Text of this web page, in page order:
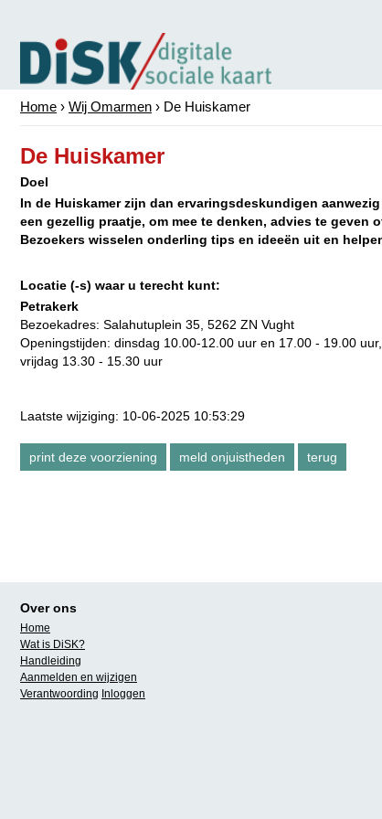
Home › Wij Omarmen › De Huiskamer
De Huiskamer
Doel
In de Huiskamer zijn dan ervaringsdeskundigen
een gezellig praatje, om mee te denken, advies te geven
Bezoekers wisselen onderling tips en ideeën uit en
Locatie (-s) waar u terecht kunt:
Petrakerk
Bezoekadres: Salahutuplein 35, 5262 ZN Vught
Openingstijden: dinsdag 10.00-12.00 uur en 17.00 - 19.00
vrijdag 13.30 - 15.30 uur
Laatste wijziging: 10-06-2025 10:53:29
Over ons
Home
Wat is DiSK?
Handleiding
Aanmelden en wijzigen
Verantwoording Inloggen